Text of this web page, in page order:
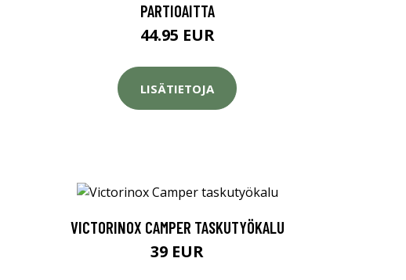
PARTIOAITTA
44.95 EUR
LISÄTIETOJA
VICTORINOX CAMPER TASKUTYÖKALU
39 EUR